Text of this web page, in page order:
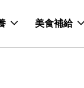
美食補給